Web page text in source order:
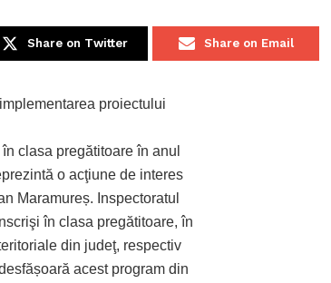
Share on Twitter Share on Email
proiectului
clasa pregătitoare în anul
o acţiune de interes
Maramureș. Inspectoratul
în clasa pregătitoare, în
din judeţ, respectiv
acest program din